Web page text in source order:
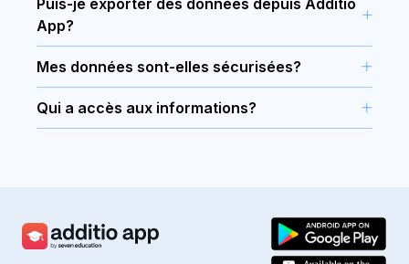
Puis-je exporter des données depuis Additio
App?
Oui, vous pouvez exporter et télécharger toutes
grâce à un processus très simple.
Mes données sont-elles sécurisées?
Oui, toutes les informations synchronisées entre
Qui a accès aux informations?
d’accès à tous les membres du personnel, mais
ne peut pas accéder à leurs données.